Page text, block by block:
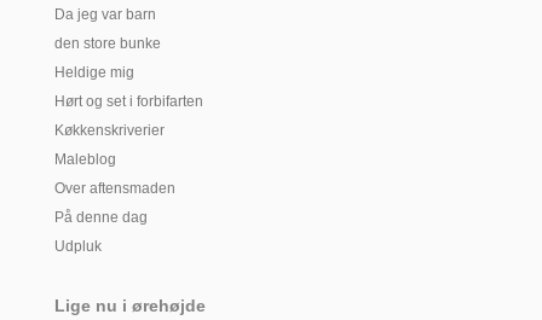
Da jeg var barn
den store bunke
Heldige mig
Hørt og set i forbifarten
Køkkenskriverier
Maleblog
Over aftensmaden
På denne dag
Udpluk
Lige nu i ørehøjde